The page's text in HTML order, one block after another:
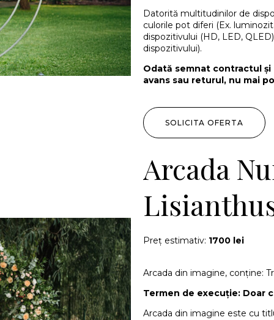
Datorită multitudinilor de
culorile pot diferi (Ex.
dispozitivului (HD, LED,
dispozitivului).
Odată semnat contractul
avans sau returul, nu mai
SOLICITA OFERTA
Arcada
Preț estimativ: 1700 lei
Arcada din imagine, conține:
Termen de execuție: Doar
Arcada din imagine este cu